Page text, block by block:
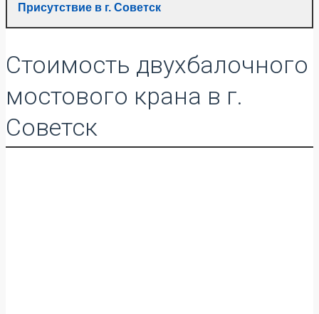
Присутствие в г. Советск
Стоимость двухбалочного
мостового крана в г.
Советск